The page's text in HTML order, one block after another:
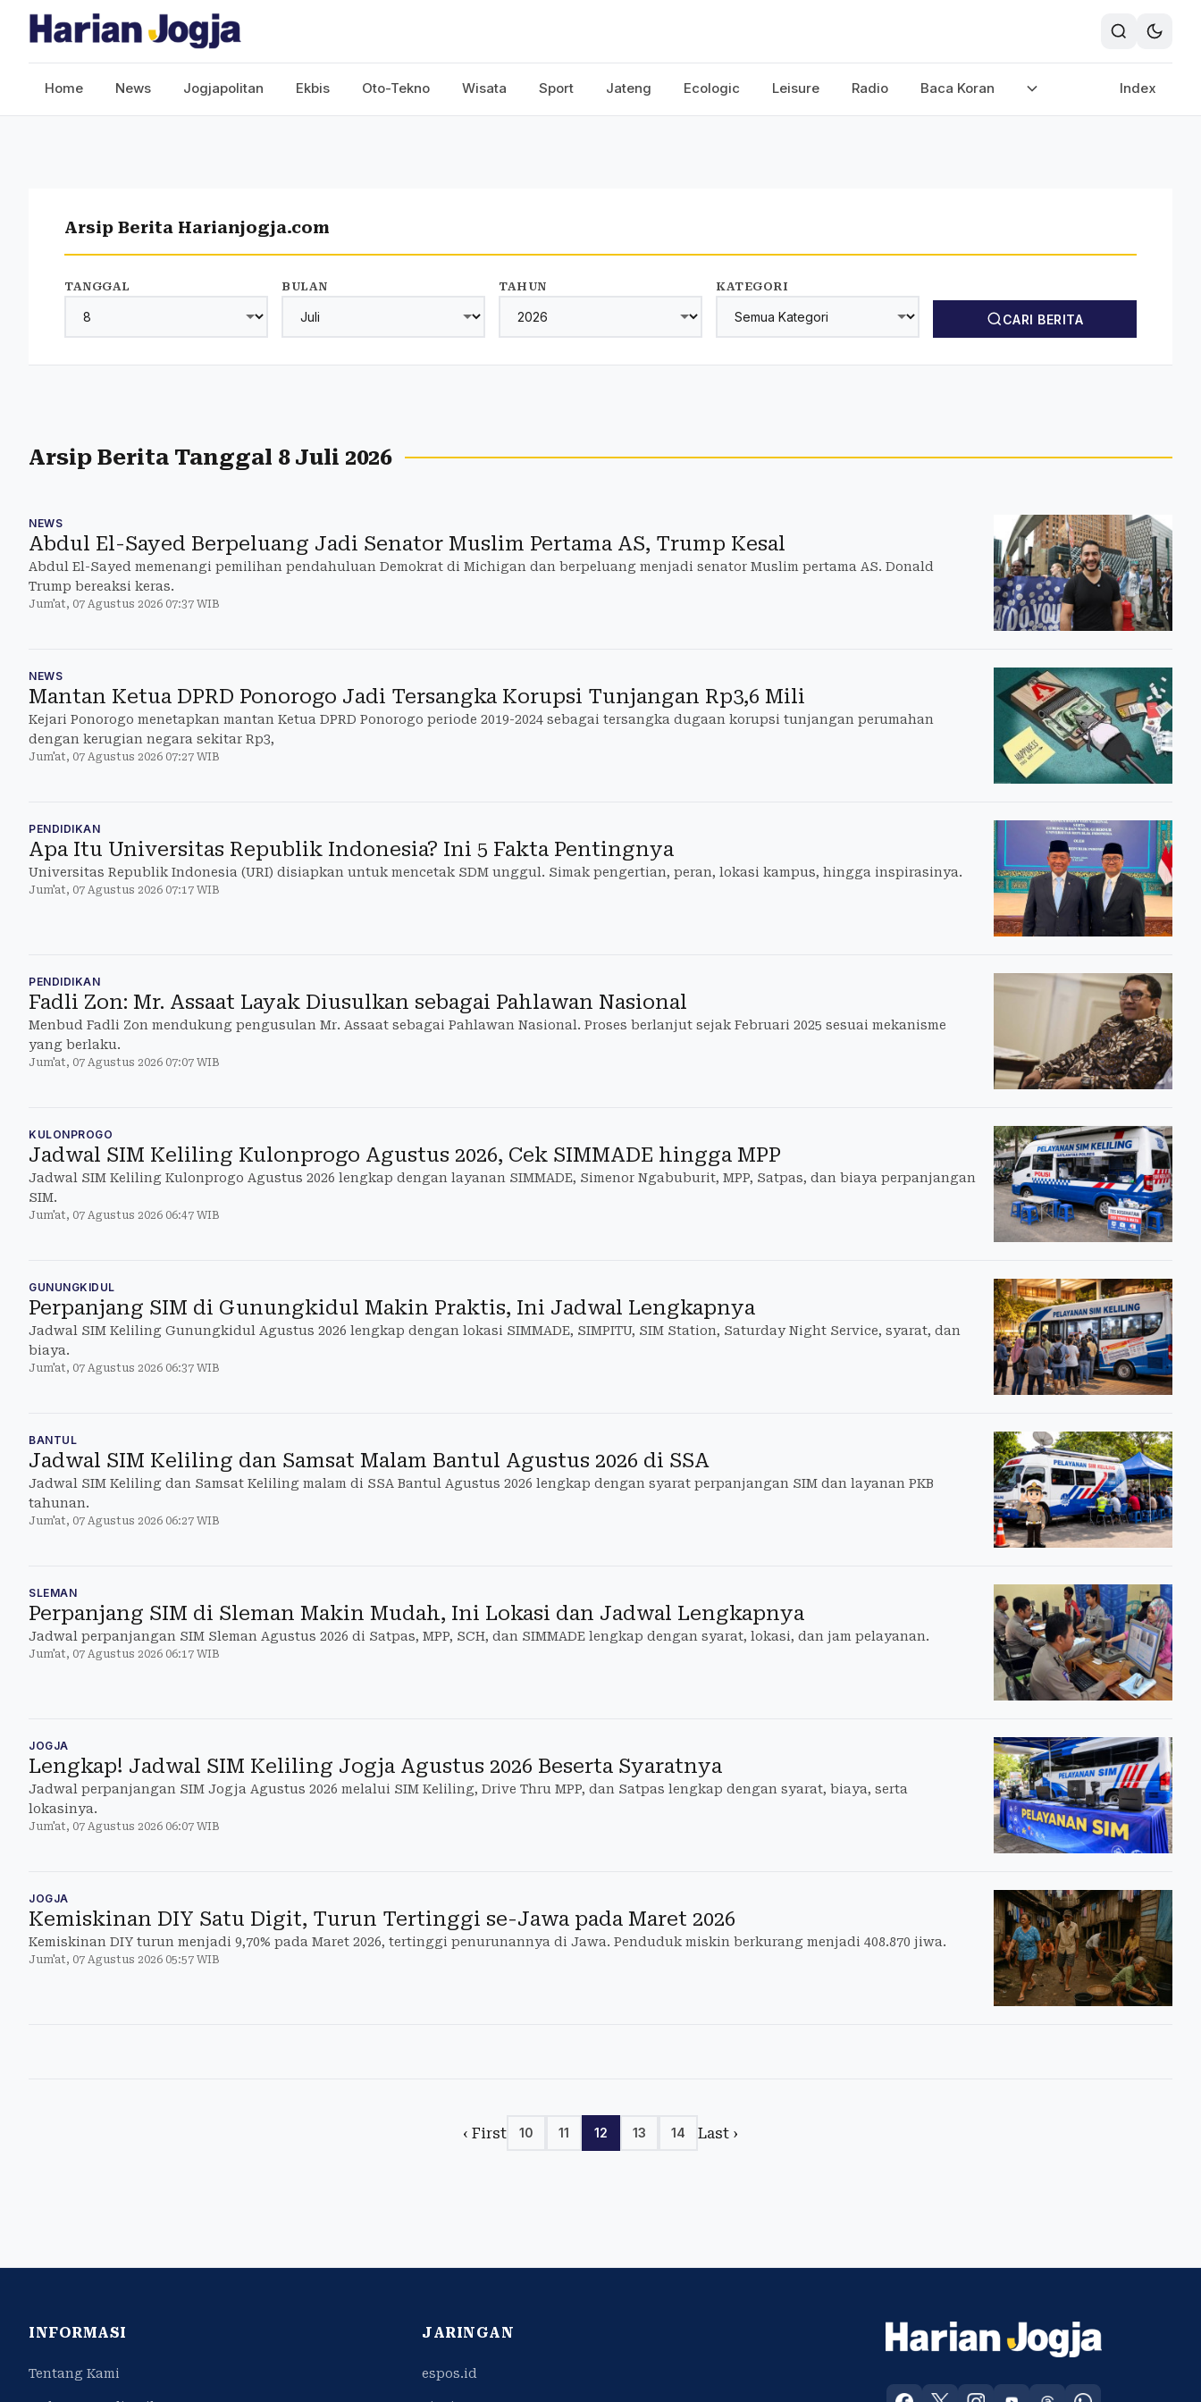
Home News Jogjapolitan Ekbis Oto-Tekno Wisata Sport Jateng Ecologic Leisure Radio Baca Koran Index
Arsip Berita Harianjogja.com
TANGGAL BULAN TAHUN KATEGORI
CARI BERITA
Arsip Berita Tanggal 8 Juli 2026
NEWS
Abdul El-Sayed Berpeluang Jadi Senator Muslim Pertama AS, Trump Kesal
Abdul El-Sayed memenangi pemilihan pendahuluan Demokrat di Michigan dan berpeluang menjadi senator Muslim pertama AS. Donald
Trump bereaksi keras.
Jum'at, 07 Agustus 2026 07:37 WIB
NEWS
Mantan Ketua DPRD Ponorogo Jadi Tersangka Korupsi Tunjangan Rp3,6 Mili
Kejari Ponorogo menetapkan mantan Ketua DPRD Ponorogo periode 2019-2024 sebagai tersangka dugaan korupsi tunjangan perumahan
dengan kerugian negara sekitar Rp3,
Jum'at, 07 Agustus 2026 07:27 WIB
PENDIDIKAN
Apa Itu Universitas Republik Indonesia? Ini 5 Fakta Pentingnya
Universitas Republik Indonesia (URI) disiapkan untuk mencetak SDM unggul. Simak pengertian, peran, lokasi kampus, hingga inspirasinya.
Jum'at, 07 Agustus 2026 07:17 WIB
PENDIDIKAN
Fadli Zon: Mr. Assaat Layak Diusulkan sebagai Pahlawan Nasional
Menbud Fadli Zon mendukung pengusulan Mr. Assaat sebagai Pahlawan Nasional. Proses berlanjut sejak Februari 2025 sesuai mekanisme
yang berlaku.
Jum'at, 07 Agustus 2026 07:07 WIB
KULONPROGO
Jadwal SIM Keliling Kulonprogo Agustus 2026, Cek SIMMADE hingga MPP
Jadwal SIM Keliling Kulonprogo Agustus 2026 lengkap dengan layanan SIMMADE, Simenor Ngabuburit, MPP, Satpas, dan biaya perpanjangan
SIM.
Jum'at, 07 Agustus 2026 06:47 WIB
GUNUNGKIDUL
Perpanjang SIM di Gunungkidul Makin Praktis, Ini Jadwal Lengkapnya
Jadwal SIM Keliling Gunungkidul Agustus 2026 lengkap dengan lokasi SIMMADE, SIMPITU, SIM Station, Saturday Night Service, syarat, dan
biaya.
Jum'at, 07 Agustus 2026 06:37 WIB
BANTUL
Jadwal SIM Keliling dan Samsat Malam Bantul Agustus 2026 di SSA
Jadwal SIM Keliling dan Samsat Keliling malam di SSA Bantul Agustus 2026 lengkap dengan syarat perpanjangan SIM dan layanan PKB
tahunan.
Jum'at, 07 Agustus 2026 06:27 WIB
SLEMAN
Perpanjang SIM di Sleman Makin Mudah, Ini Lokasi dan Jadwal Lengkapnya
Jadwal perpanjangan SIM Sleman Agustus 2026 di Satpas, MPP, SCH, dan SIMMADE lengkap dengan syarat, lokasi, dan jam pelayanan.
Jum'at, 07 Agustus 2026 06:17 WIB
JOGJA
Lengkap! Jadwal SIM Keliling Jogja Agustus 2026 Beserta Syaratnya
Jadwal perpanjangan SIM Jogja Agustus 2026 melalui SIM Keliling, Drive Thru MPP, dan Satpas lengkap dengan syarat, biaya, serta
lokasinya.
Jum'at, 07 Agustus 2026 06:07 WIB
JOGJA
Kemiskinan DIY Satu Digit, Turun Tertinggi se-Jawa pada Maret 2026
Kemiskinan DIY turun menjadi 9,70% pada Maret 2026, tertinggi penurunannya di Jawa. Penduduk miskin berkurang menjadi 408.870 jiwa.
Jum'at, 07 Agustus 2026 05:57 WIB
‹ First 10 11 12 13 14 Last ›
INFORMASI
Tentang Kami
JARINGAN
espos.id